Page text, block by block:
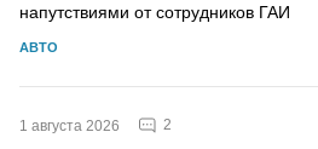
напутствиями от сотрудников ГАИ
АВТО
1 августа 2026 2